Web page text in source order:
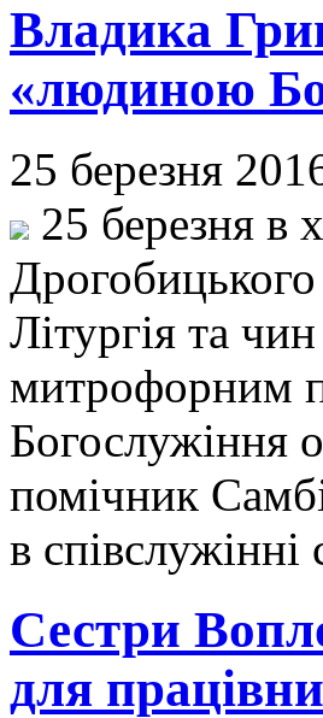
Владика
«людиною
25 березня
25 березня в
Дрогобицького
Літургія та
митрофорним
Богослужіння
помічник
в
Сестри
для